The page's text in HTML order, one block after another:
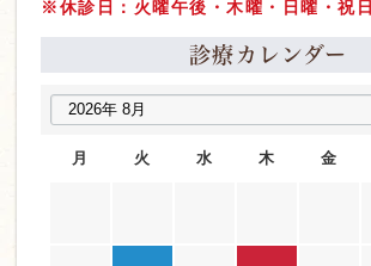
※休診日：火曜午後・木曜・日曜・祝日
診療カレンダー
月 火 水 木 金